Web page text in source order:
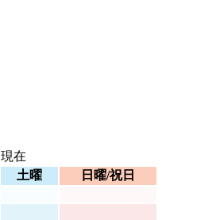
現在
土曜
日曜/祝日